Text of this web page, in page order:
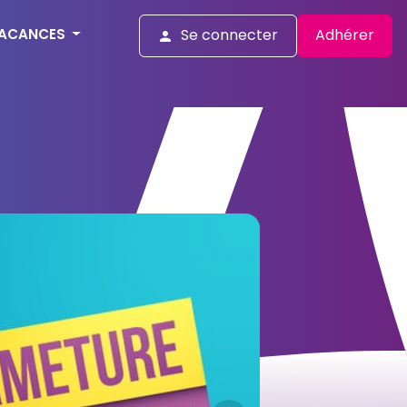
Se connecter Adhérer